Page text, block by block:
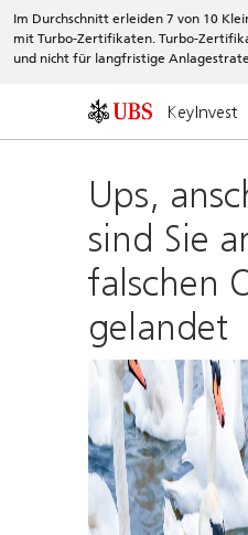
Im Durchschnitt erleiden 7 von 10
mit Turbo-Zertifikaten. Turbo-
und nicht für langfristige
KeyInvest
Ups,
sind Sie
falschen
gelandet